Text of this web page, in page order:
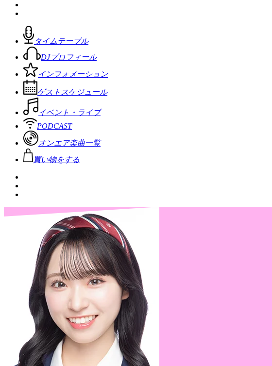
タイムテーブル
DJプロフィール
インフォメーション
ゲストスケジュール
イベント・ライブ
PODCAST
オンエア楽曲一覧
買い物をする